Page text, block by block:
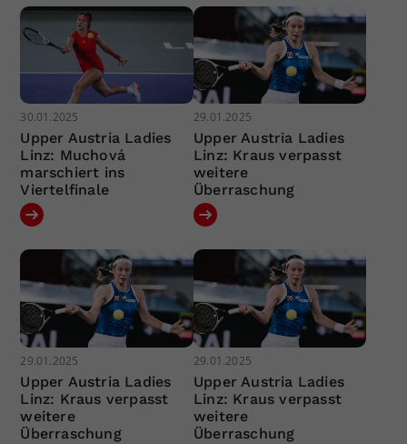
30.01.2025
Upper Austria Ladies
Linz: Muchová
marschiert ins
Viertelfinale
29.01.2025
Upper Austria Ladies
Linz: Kraus verpasst
weitere
Überraschung
29.01.2025
Upper Austria Ladies
Linz: Kraus verpasst
weitere
Überraschung
29.01.2025
Upper Austria Ladies
Linz: Kraus verpasst
weitere
Überraschung